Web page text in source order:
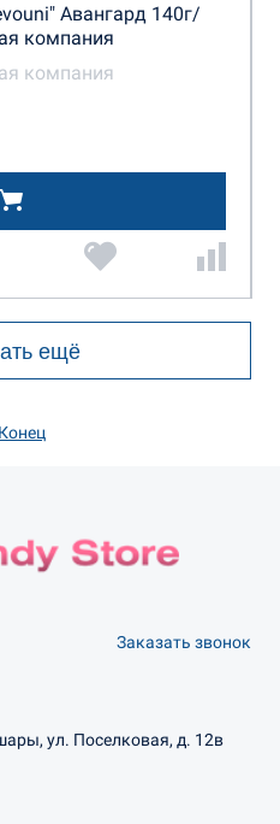
Авангард 140г/
компания
компания
ещё
Конец
Заказать звонок
ул. Поселковая, д. 12в